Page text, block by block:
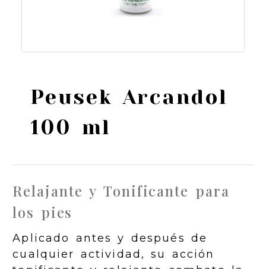
Peusek Arcandol
100 ml
Relajante y Tonificante para
los pies
Aplicado antes y después de
cualquier actividad, su acción